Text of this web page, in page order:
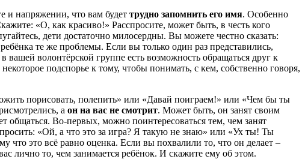
и напряжении, что вам будет трудно запомнить его имя. Особенно
«О, как красиво!» Расспросите, может быть, в честь кого
дети достаточно милосердны. Вы можете честно сказать:
те же проблемы. Если вы только один раз представились,
волонтёрской группе есть возможность обращаться друг к
подспорье к тому, чтобы понимать, с кем, собственно говоря,
порисовать, полепить» или «Давай поиграем!» или «Чем бы ты
а он на вас не смотрит. Может быть, он занят своим
общаться. Во-первых, можно поинтересоваться тем, чем занят
«Ой, а что это за игра? Я такую не знаю» или «Ух ты! Ты
что это всё равно оценка. Если вы похвалили то, что он делает –
лично то, чем занимается ребёнок. И скажите ему об этом.